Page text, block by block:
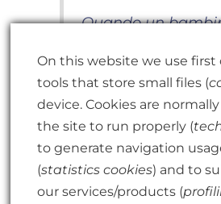
Quando un
aggressivo,
lamentoso, o al
chiuso in se
depresso, se fa
a scuola, interrogo
merito al suo
alimentare,
On this website we use
tools that store small files (
device. Cookies are
the site to run properly (
to generate navigation
(statistics cookies) and to
our services/products (